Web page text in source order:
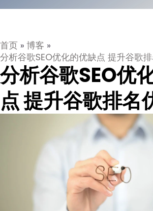
首页 » 博客 »
分析谷歌SEO优化的优缺点 提升谷歌
分析谷歌SEO优
点 提升谷歌排名